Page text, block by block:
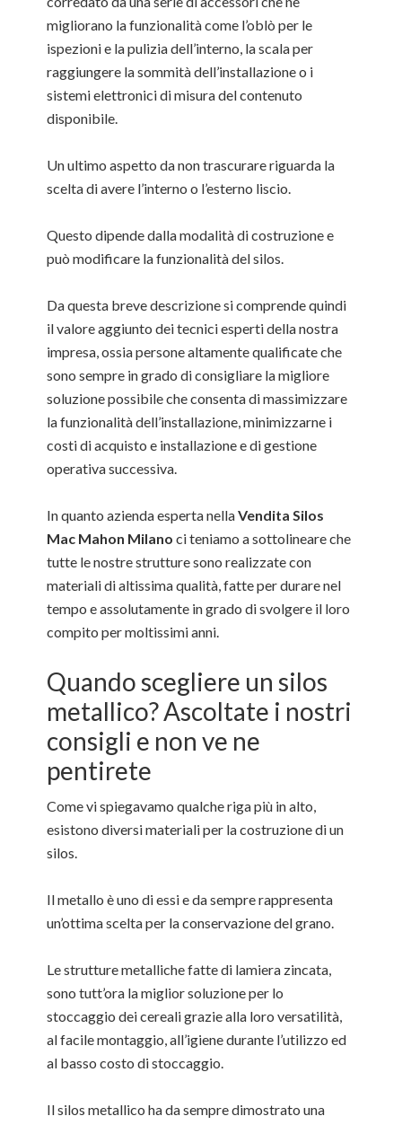
migliorano la funzionalità come l’oblò per le
ispezioni e la pulizia dell’interno, la scala per
raggiungere la sommità dell’installazione o i
sistemi elettronici di misura del contenuto
disponibile.
Un ultimo aspetto da non trascurare riguarda la
scelta di avere l’interno o l’esterno liscio.
Questo dipende dalla modalità di costruzione e
può modificare la funzionalità del silos.
Da questa breve descrizione si comprende quindi
il valore aggiunto dei tecnici esperti della nostra
impresa, ossia persone altamente qualificate che
sono sempre in grado di consigliare la migliore
soluzione possibile che consenta di massimizzare
la funzionalità dell’installazione, minimizzarne i
costi di acquisto e installazione e di gestione
operativa successiva.
In quanto azienda esperta nellaVendita Silos
Mac Mahon Milano ci teniamo a sottolineare che
tutte le nostre strutture sono realizzate con
materiali di altissima qualità, fatte per durare nel
tempo e assolutamente in grado di svolgere il loro
compito per moltissimi anni.
Quando scegliere un silos
metallico? Ascoltate i nostri
consigli e non ve ne
pentirete
Come vi spiegavamo qualche riga più in alto,
esistono diversi materiali per la costruzione di un
silos.
Il metallo è uno di essi e da sempre rappresenta
un’ottima scelta per la conservazione del grano.
Le strutture metalliche fatte di lamiera zincata,
sono tutt’ora la miglior soluzione per lo
stoccaggio dei cereali grazie alla loro versatilità,
al facile montaggio, all’igiene durante l’utilizzo ed
al basso costo di stoccaggio.
Il silos metallico ha da sempre dimostrato una